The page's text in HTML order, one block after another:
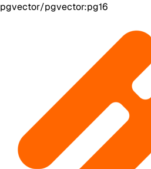
pgvector/pgvector:pg16